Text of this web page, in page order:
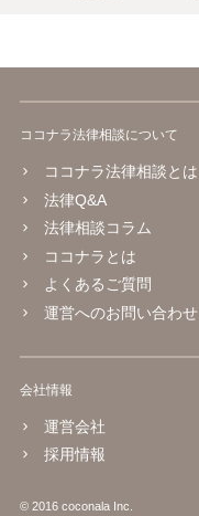
ココナラ法律相談について
ココナラ法律相談とは
法律Q&A
法律相談コラム
ココナラとは
よくあるご質問
運営へのお問い合わせ
会社情報
運営会社
採用情報
© 2016 coconala Inc.